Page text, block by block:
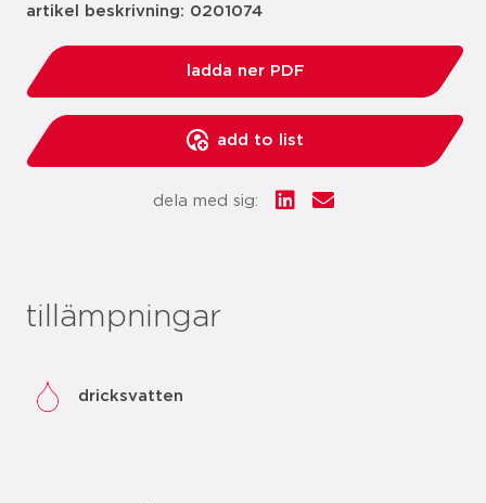
artikel beskrivning: 0201074
ladda ner PDF
add to list
dela med sig:
tillämpningar
dricksvatten